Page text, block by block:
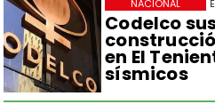
Codelco
en El
sísmicos
NACIONAL